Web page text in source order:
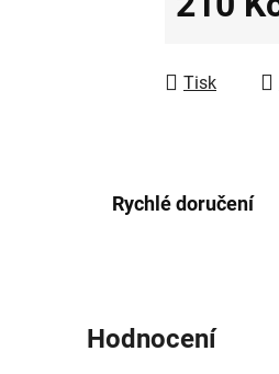
Tisk
Rychlé doručení
Hodnocení